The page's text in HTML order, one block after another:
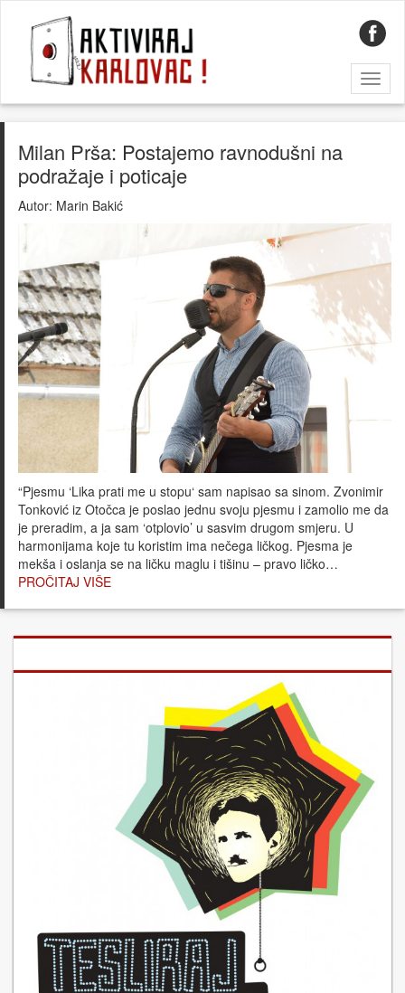
Milan Prša: Postajemo ravnodušni na
podražaje i poticaje
Autor: Marin Bakić
“Pjesmu ‘Lika prati me u stopu‘ sam napisao sa sinom. Zvonimir
Tonković iz Otočca je poslao jednu svoju pjesmu i zamolio me da
je preradim, a ja sam ‘otplovio’ u sasvim drugom smjeru. U
harmonijama koje tu koristim ima nečega ličkog. Pjesma je
mekša i oslanja se na ličku maglu i tišinu – pravo ličko…
PROČITAJ VIŠE